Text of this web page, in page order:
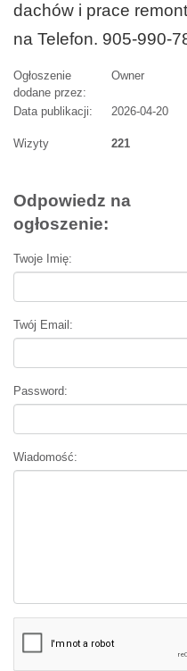
dachów i prace
na Telefon. 905-990-
Ogłoszenie
dodane przez:
Owner
Data publikacji: 2026-04-20
Wizyty 221
Odpowiedz na
ogłoszenie:
Twoje Imię:
Twój Email:
Password:
Wiadomość: